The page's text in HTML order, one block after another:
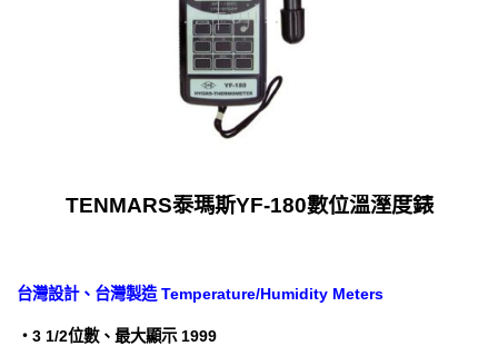
TENMARS泰瑪斯YF-180數位溫溼度錶
台灣設計、台灣製造 Temperature/Humidity Meters
‧3 1/2位數、最大顯示 1999